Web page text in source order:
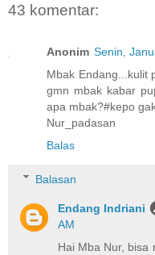
43 komentar:
Anonim Senin,
Mbak Endang...kulit
gmn mbak kabar
apa mbak?#kepo
Nur_padasan
Balas
Balasan
Endang Indriani
AM
Hai Mba Nur, bisa